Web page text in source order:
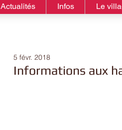
Actualités Infos Le
Informations aux
5 févr. 2018